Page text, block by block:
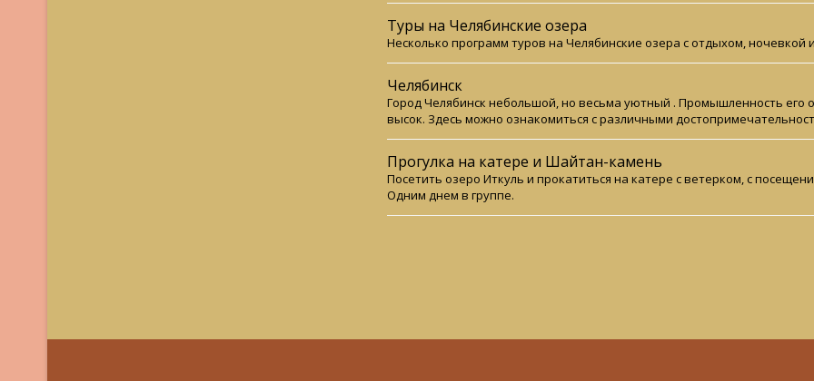
Туры на Челябинские озера
Несколько программ туров на Челябинские озера с отдыхом, ночевкой
Челябинск
Город Челябинск небольшой, но весьма уютный . Промышленность его
высок. Здесь можно ознакомиться с различными
Прогулка на катере и Шайтан-камень
Посетить озеро Иткуль и прокатиться на катере с ветерком, с
Одним днем в группе.